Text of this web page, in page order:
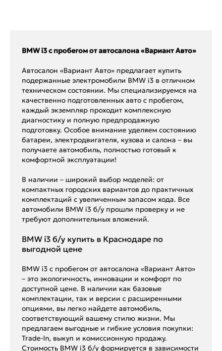
BMW i3 с пробегом от автосалона «Вариант Авто»
Автосалон «Вариант Авто» предлагает купить
подержанные электромобили BMW i3 в отличном
техническом состоянии. Мы специализируемся на
качественно подготовленных авто с пробегом,
каждый экземпляр проходит комплексную
диагностику и полную предпродажную
подготовку. Особое внимание уделяем состоянию
батареи, электродвигателя, кузова и салона – вы
получаете автомобиль, полностью готовый к
комфортной эксплуатации!
В наличии – широкий выбор моделей: от
компактных городских вариантов до практичных
комплектаций с увеличенным запасом хода. Все
автомобили BMW i3 б/у прошли проверку и не
требуют дополнительных вложений.
BMW i3 б/у купить в Краснодаре по
выгодной цене
BMW i3 с пробегом от автосалона «Вариант Авто»
– это экологичность, инновации и комфорт по
доступной цене. В наличии как базовые
комплектации, так и версии с расширенными
опциями, вы легко найдете автомобиль,
соответствующий вашему стилю жизни. Мы
предлагаем выгодные и гибкие условия покупки:
Trade-In, выкуп и комиссионную продажу.
Стоимость BMW i3 б/у формируется в зависимости